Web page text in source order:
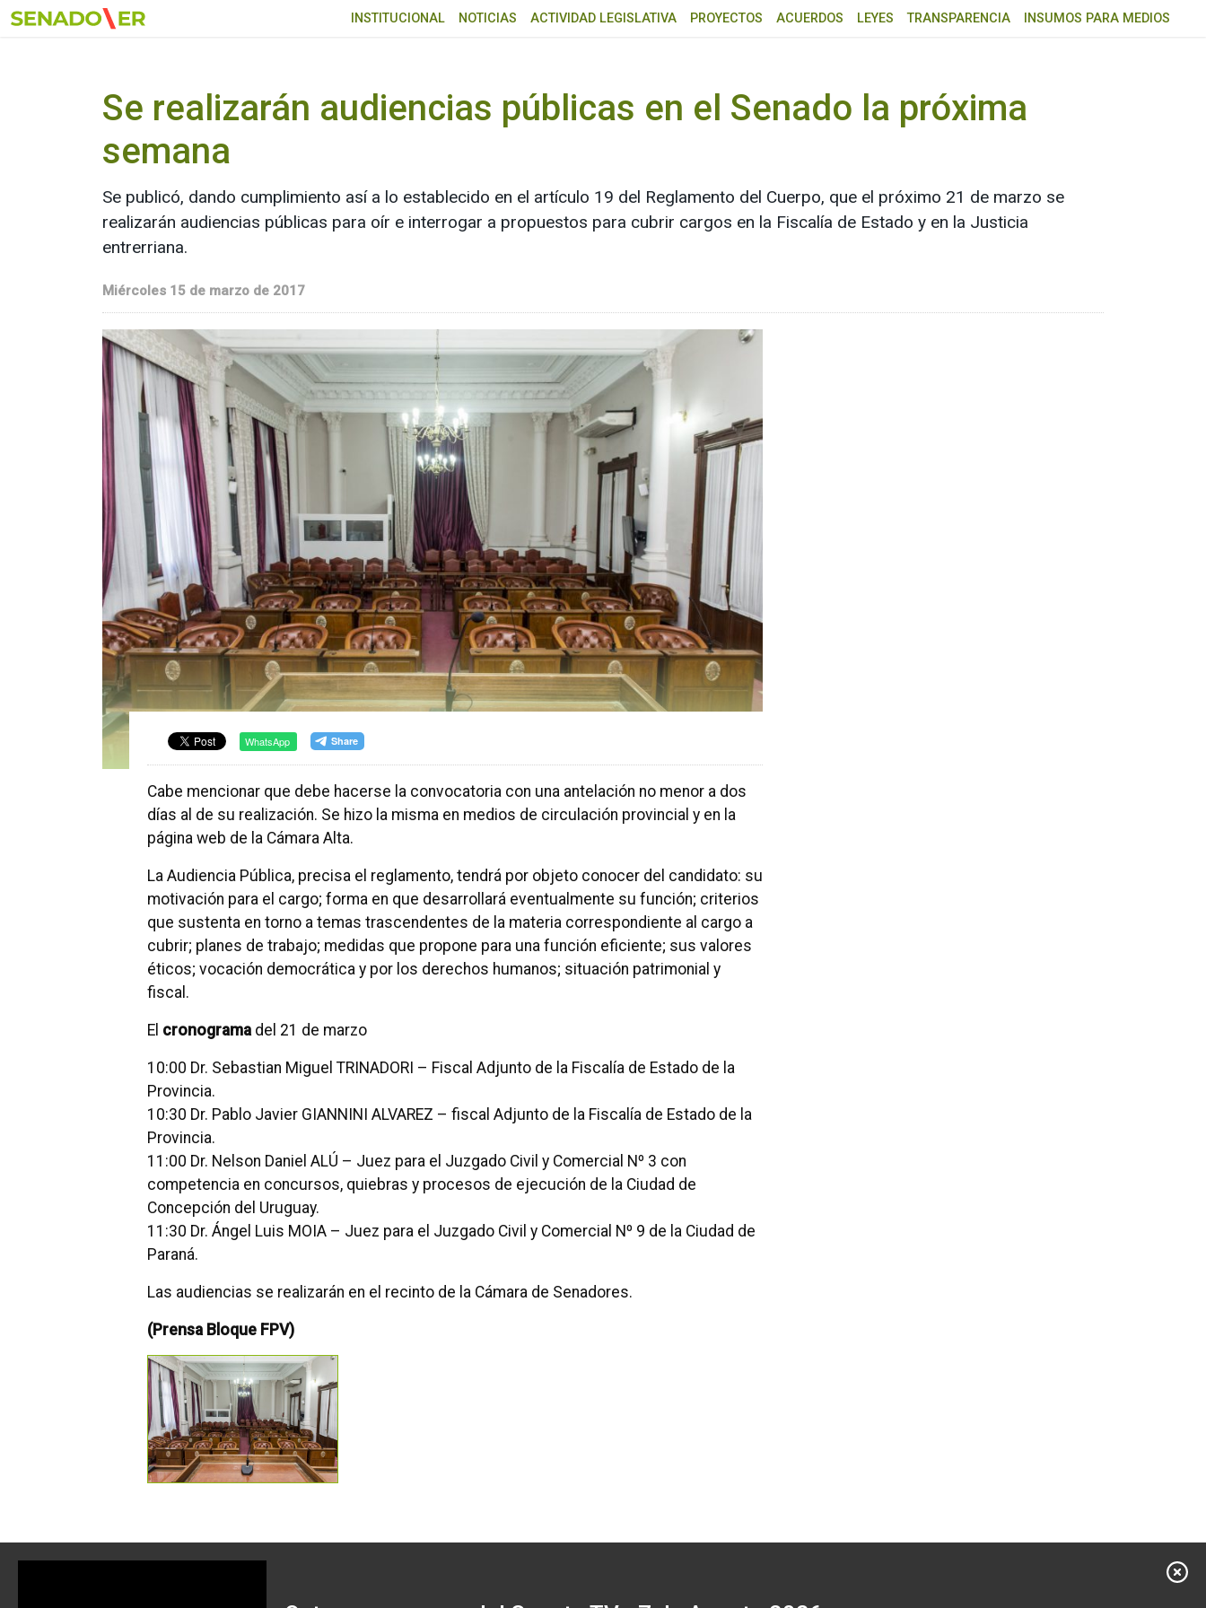
Ir al menú principal
INSTITUCIONAL NOTICIAS ACTIVIDAD LEGISLATIVA PROYECTOS ACUERDOS LEYES TRANSPARENCIA INSUMOS PARA MEDIOS
Se realizarán audiencias públicas en el Senado la próxima
semana
Se publicó, dando cumplimiento así a lo establecido en el artículo 19 del Reglamento del Cuerpo, que el próximo 21 de marzo se
realizarán audiencias públicas para oír e interrogar a propuestos para cubrir cargos en la Fiscalía de Estado y en la Justicia
entrerriana.
Miércoles 15 de marzo de 2017
WhatsApp
Cabe mencionar que debe hacerse la convocatoria con una antelación no menor a dos
días al de su realización. Se hizo la misma en medios de circulación provincial y en la
página web de la Cámara Alta.
La Audiencia Pública, precisa el reglamento, tendrá por objeto conocer del candidato: su
motivación para el cargo; forma en que desarrollará eventualmente su función; criterios
que sustenta en torno a temas trascendentes de la materia correspondiente al cargo a
cubrir; planes de trabajo; medidas que propone para una función eficiente; sus valores
éticos; vocación democrática y por los derechos humanos; situación patrimonial y
fiscal.
El cronograma del 21 de marzo
10:00 Dr. Sebastian Miguel TRINADORI – Fiscal Adjunto de la Fiscalía de Estado de la
Provincia.
10:30 Dr. Pablo Javier GIANNINI ALVAREZ – fiscal Adjunto de la Fiscalía de Estado de la
Provincia.
11:00 Dr. Nelson Daniel ALÚ – Juez para el Juzgado Civil y Comercial Nº 3 con
competencia en concursos, quiebras y procesos de ejecución de la Ciudad de
Concepción del Uruguay.
11:30 Dr. Ángel Luis MOIA – Juez para el Juzgado Civil y Comercial Nº 9 de la Ciudad de
Paraná.
Las audiencias se realizarán en el recinto de la Cámara de Senadores.
(Prensa Bloque FPV)